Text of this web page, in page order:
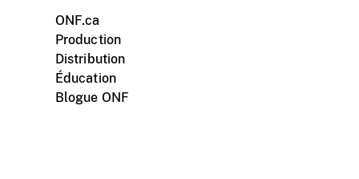
ONF.ca
Production
Distribution
Éducation
Blogue ONF